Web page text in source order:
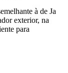
à de Ja
exterior, na
para